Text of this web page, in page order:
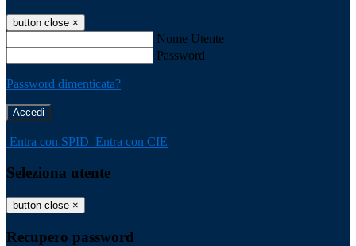
button close ×
Nome Utente
Password
Password dimenticata?
-
Entra con SPID Entra con CIE
Seleziona utente
button close ×
Recupero password